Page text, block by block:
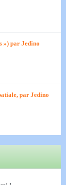
») par Jedino
par Jedino